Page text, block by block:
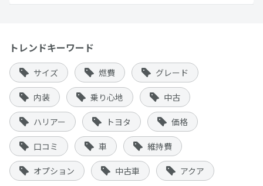
トレンドキーワード
サイズ 燃費 グレード
内装 乗り心地 中古
ハリアー トヨタ 価格
口コミ 車 維持費
オプション 中古車 アクア